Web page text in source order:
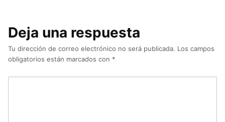
Deja una respuesta
Tu dirección de correo electrónico no será publicada. Los campos
obligatorios están marcados con *